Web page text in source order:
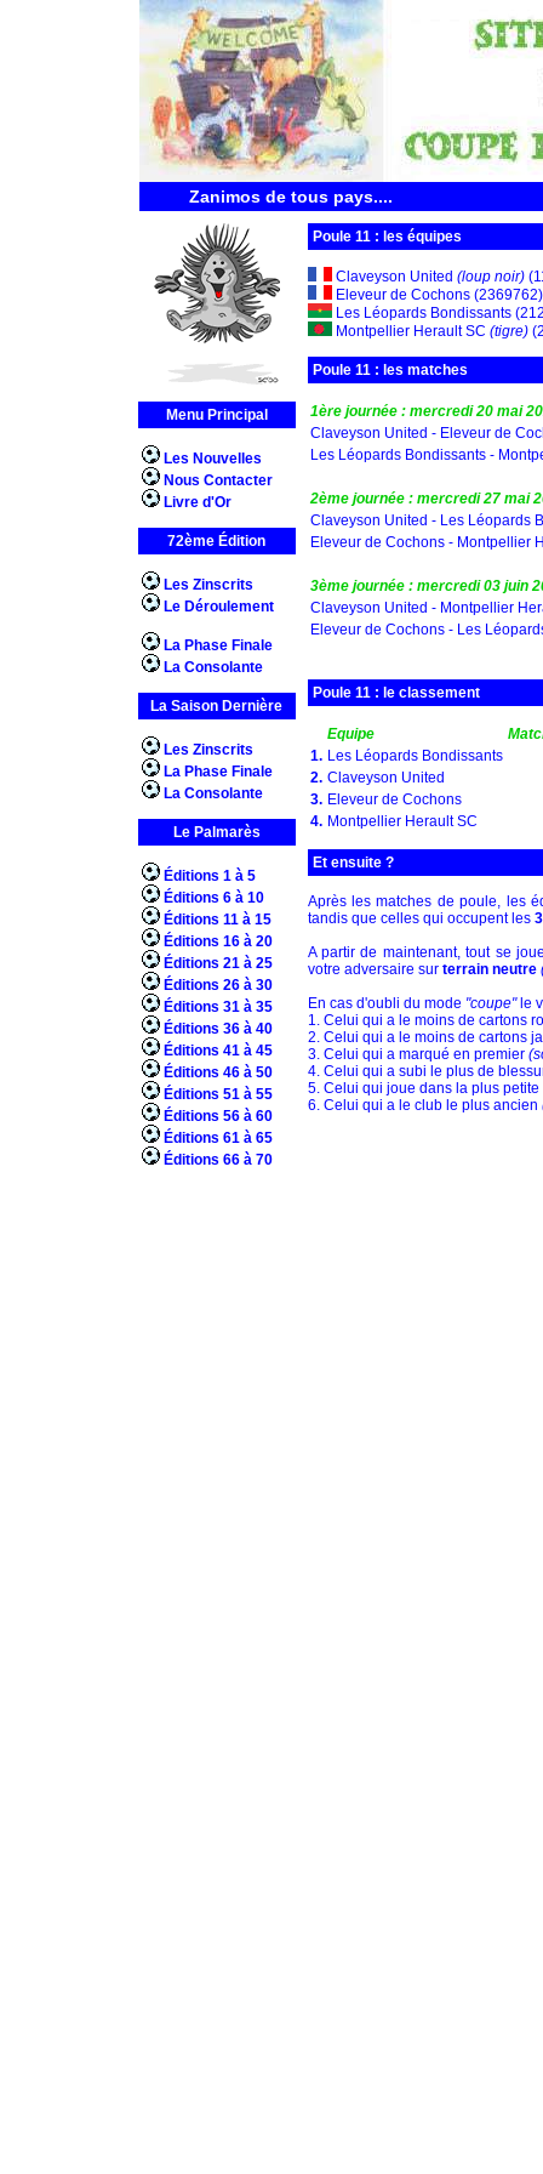
Zanimos de tous pays....
Menu Principal
Les Nouvelles
Nous Contacter
Livre d'Or
72ème Édition
Les Zinscrits
Le Déroulement
La Phase Finale
La Consolante
La Saison Dernière
Les Zinscrits
La Phase Finale
La Consolante
Le Palmarès
Éditions 1 à 5
Éditions 6 à 10
Éditions 11 à 15
Éditions 16 à 20
Éditions 21 à 25
Éditions 26 à 30
Éditions 31 à 35
Éditions 36 à 40
Éditions 41 à 45
Éditions 46 à 50
Éditions 51 à 55
Éditions 56 à 60
Éditions 61 à 65
Éditions 66 à 70
Poule 11 : les équipes
Claveyson United (loup noir)
Eleveur de Cochons (2369762)
Les Léopards Bondissants
Montpellier Herault SC (tigre)
Poule 11 : les matches
1ère journée : mercredi 20 mai
Claveyson United - Eleveur de
Les Léopards Bondissants -
2ème journée : mercredi 27 mai
Claveyson United - Les Léopards
Eleveur de Cochons - Montpellier
3ème journée : mercredi 03 juin
Claveyson United - Montpellier
Eleveur de Cochons - Les
Poule 11 : le classement
Equipe
1. Les Léopards Bondissants
2. Claveyson United
3. Eleveur de Cochons
4. Montpellier Herault SC
Et ensuite ?
Après les matches de poule, les
tandis que celles qui occupent les
A partir de maintenant, tout se
votre adversaire sur terrain neutre
En cas d'oubli du mode "coupe"le
1. Celui qui a le moins de cartons
2. Celui qui a le moins de cartons
3. Celui qui a marqué en premier
4. Celui qui a subi le plus de
5. Celui qui joue dans la plus petite
6. Celui qui a le club le plus ancien